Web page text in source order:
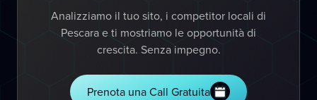
Analizziamo il tuo sito, i competitor locali di
Pescara e ti mostriamo le opportunità di
crescita. Senza impegno.
Prenota una Call Gratuita